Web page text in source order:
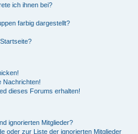
ich ihnen bei?
farbig dargestellt?
Nachrichten!
dieses Forums erhalten!
ignorierten Mitglieder?
oder zur Liste der ignorierten Mitglieder